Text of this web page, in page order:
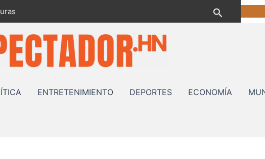
Buscar
ENTRETENIMIENTO DEPORTES ECONOMÍA